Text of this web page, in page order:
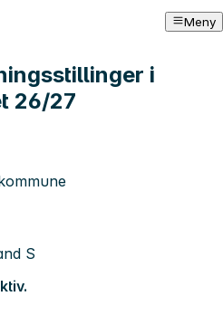
Meny
i
26/27
S